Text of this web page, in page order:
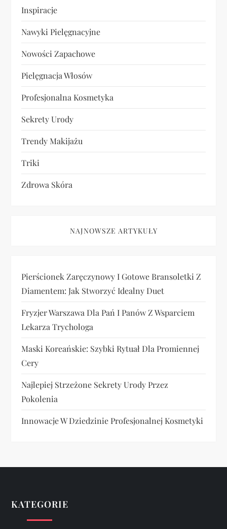
Inspiracje
Nawyki Pielęgnacyjne
Nowości Zapachowe
Pielęgnacja Włosów
Profesjonalna Kosmetyka
Sekrety Urody
Trendy Makijażu
Triki
Zdrowa Skóra
NAJNOWSZE ARTYKUŁY
Pierścionek Zaręczynowy I Gotowe Bransoletki Z
Diamentem: Jak Stworzyć Idealny Duet
Fryzjer Warszawa Dla Pań I Panów Z Wsparciem
Lekarza Trychologa
Maski Koreańskie: Szybki Rytuał Dla Promiennej
Cery
Najlepiej Strzeżone Sekrety Urody Przez
Pokolenia
Innowacje W Dziedzinie Profesjonalnej Kosmetyki
KATEGORIE